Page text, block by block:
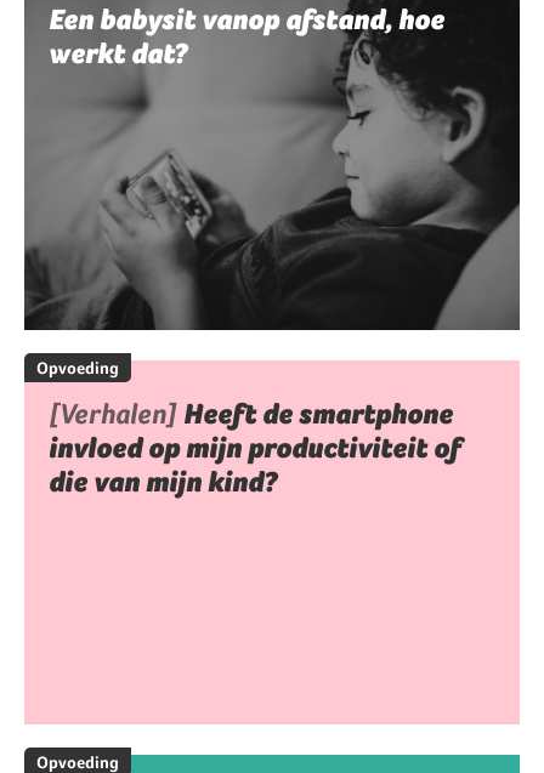
Een babysit vanop afstand, hoe
werkt dat?
Opvoeding
[Verhalen] Heeft de smartphone
invloed op mijn productiviteit of
die van mijn kind?
Opvoeding